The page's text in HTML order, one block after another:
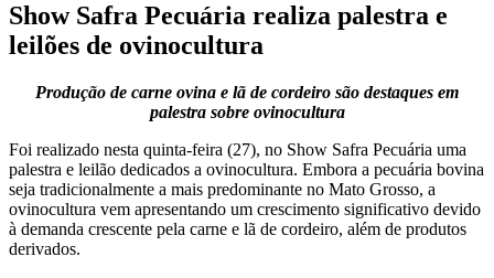
Show Safra Pecuária realiza palestra e
leilões de ovinocultura
Produção de carne ovina e lã de cordeiro são destaques em
palestra sobre ovinocultura
Foi realizado nesta quinta-feira (27), no Show Safra Pecuária uma
palestra e leilão dedicados a ovinocultura. Embora a pecuária bovina
seja tradicionalmente a mais predominante no Mato Grosso, a
ovinocultura vem apresentando um crescimento significativo devido
à demanda crescente pela carne e lã de cordeiro, além de produtos
derivados.